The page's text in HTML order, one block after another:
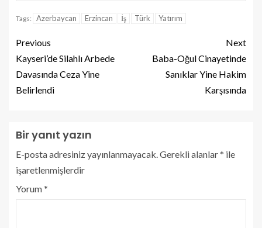
Tags: Azerbaycan Erzincan İş Türk Yatırım
Previous
Kayseri’de Silahlı Arbede
Davasında Ceza Yine
Belirlendi
Next
Baba-Oğul Cinayetinde
Sanıklar Yine Hakim
Karşısında
Bir yanıt yazın
E-posta adresiniz yayınlanmayacak.Gerekli alanlar* ile
işaretlenmişlerdir
Yorum*